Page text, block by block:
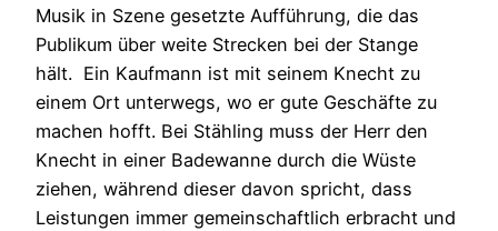
Musik in Szene gesetzte Aufführung, die das
Publikum über weite Strecken bei der Stange
hält. Ein Kaufmann ist mit seinem Knecht zu
einem Ort unterwegs, wo er gute Geschäfte zu
machen hofft. Bei Stähling muss der Herr den
Knecht in einer Badewanne durch die Wüste
ziehen, während dieser davon spricht, dass
Leistungen immer gemeinschaftlich erbracht und